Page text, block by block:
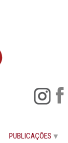
PUBLICAÇÕES